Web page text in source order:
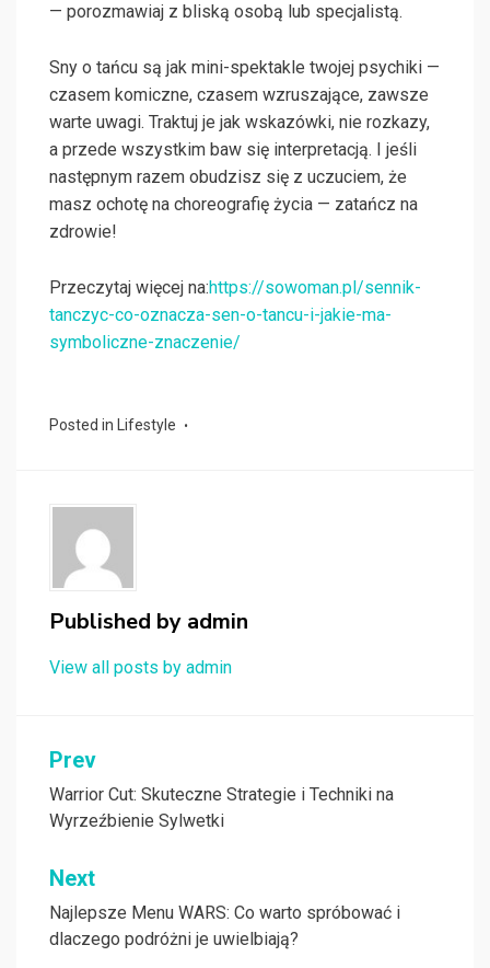
— porozmawiaj z bliską osobą lub specjalistą.
Sny o tańcu są jak mini-spektakle twojej psychiki —
czasem komiczne, czasem wzruszające, zawsze
warte uwagi. Traktuj je jak wskazówki, nie rozkazy,
a przede wszystkim baw się interpretacją. I jeśli
następnym razem obudzisz się z uczuciem, że
masz ochotę na choreografię życia — zatańcz na
zdrowie!
Przeczytaj więcej na:https://sowoman.pl/sennik-
tanczyc-co-oznacza-sen-o-tancu-i-jakie-ma-
symboliczne-znaczenie/
Posted in Lifestyle
Published by admin
View all posts by admin
Nawigacja
wpisu
Prev
Warrior Cut: Skuteczne Strategie i Techniki na
Wyrzeźbienie Sylwetki
Next
Najlepsze Menu WARS: Co warto spróbować i
dlaczego podróżni je uwielbiają?